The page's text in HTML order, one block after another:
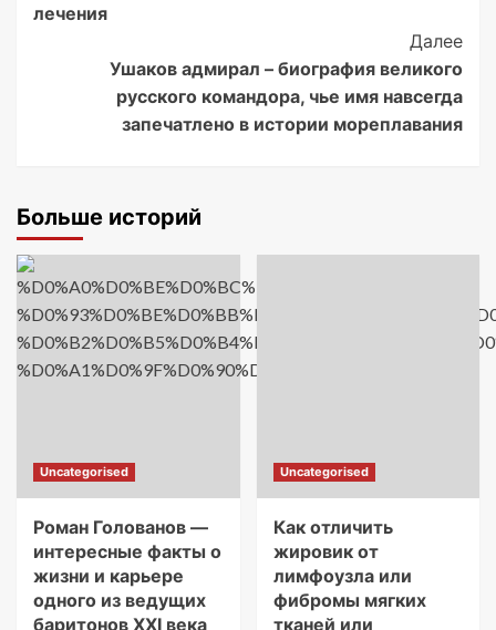
лечения
Далее
Ушаков адмирал – биография великого
русского командора, чье имя навсегда
запечатлено в истории мореплавания
Больше историй
Uncategorised
Роман Голованов —
интересные факты о
жизни и карьере
одного из ведущих
баритонов XXI века
Uncategorised
Как отличить
жировик от
лимфоузла или
фибромы мягких
тканей или